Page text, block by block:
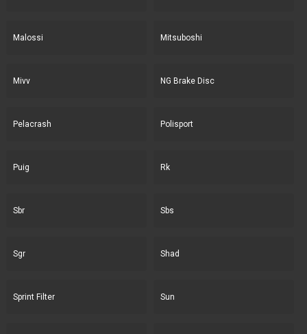
Malossi Mitsuboshi
Mivv NG Brake Disc
Pelacrash Polisport
Puig Rk
Sbr Sbs
Sgr Shad
Sprint Filter Sun